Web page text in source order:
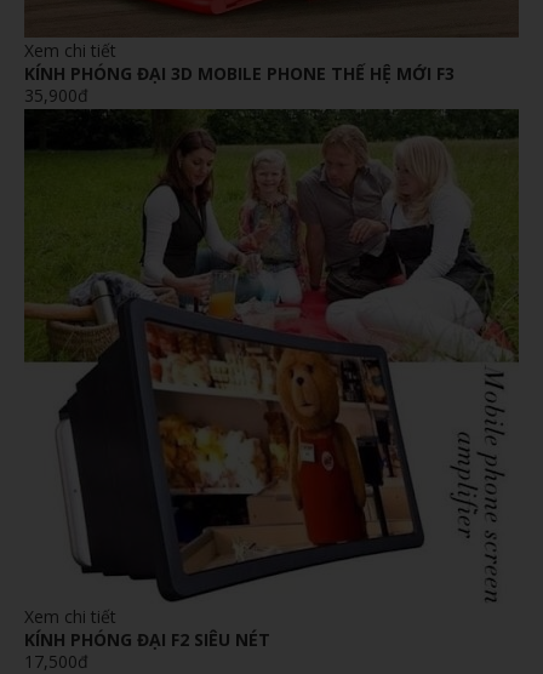
Xem chi tiết
KÍNH PHÓNG ĐẠI 3D MOBILE PHONE THẾ HỆ MỚI F3
35,900đ
Xem chi tiết
KÍNH PHÓNG ĐẠI F2 SIÊU NÉT
17,500đ